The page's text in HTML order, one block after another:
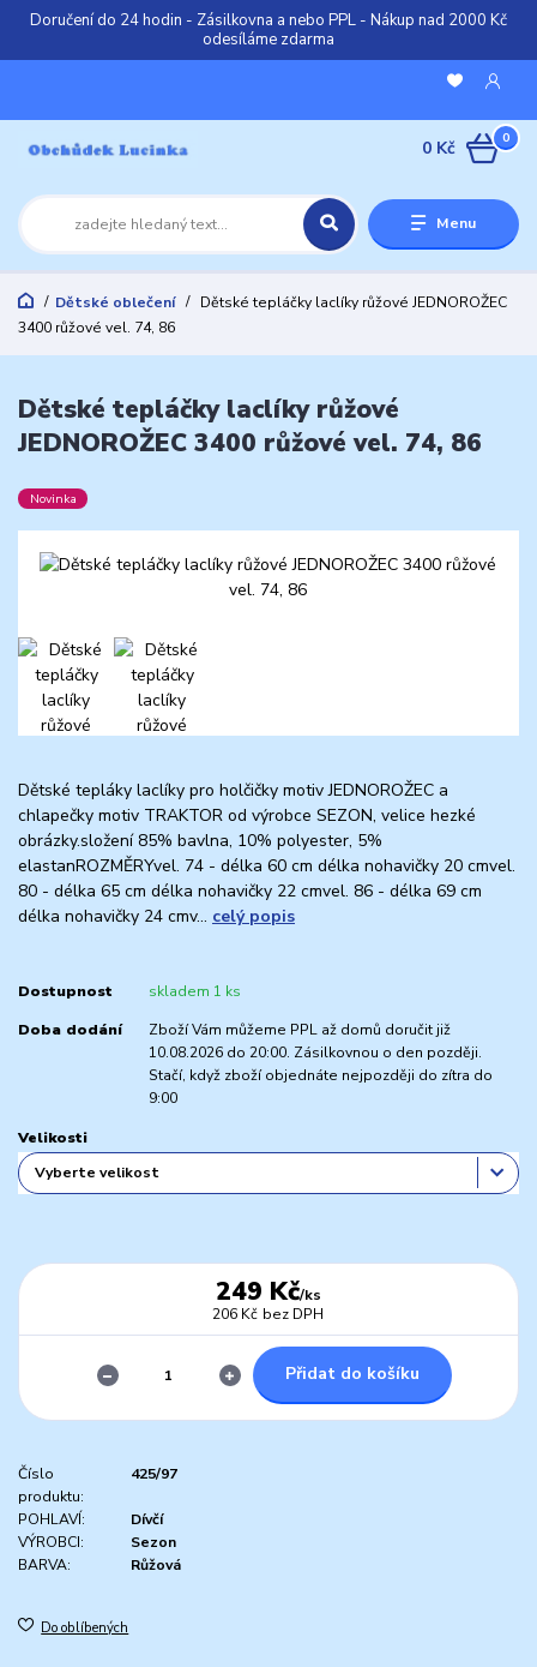
Doručení do 24 hodin - Zásilkovna a nebo PPL - Nákup nad 2000 Kč
odesíláme zdarma
Menu
0
0 Kč
Dětské oblečení
Dětské tepláčky laclíky růžové JEDNOROŽEC
3400 růžové vel. 74, 86
Dětské tepláčky laclíky růžové
JEDNOROŽEC 3400 růžové vel. 74, 86
Novinka
Dětské tepláky laclíky pro holčičky motiv JEDNOROŽEC a
chlapečky motiv TRAKTOR od výrobce SEZON, velice hezké
obrázky.složení 85% bavlna, 10% polyester, 5%
elastanROZMĚRYvel. 74 - délka 60 cm délka nohavičky 20 cmvel.
80 - délka 65 cm délka nohavičky 22 cmvel. 86 - délka 69 cm
délka nohavičky 24 cmv... celý popis
Dostupnost skladem 1 ks
Doba dodání
Zboží Vám můžeme PPL až domů doručit již
10.08.2026 do 20:00. Zásilkovnou o den později.
Stačí, když zboží objednáte nejpozději do zítra do
9:00
Velikosti
249 Kč/ks
206 Kč bez DPH
Přidat do košíku
Číslo
produktu:
425/97
POHLAVÍ:
Dívčí
VÝROBCI:
Sezon
BARVA:
Růžová
Do oblíbených